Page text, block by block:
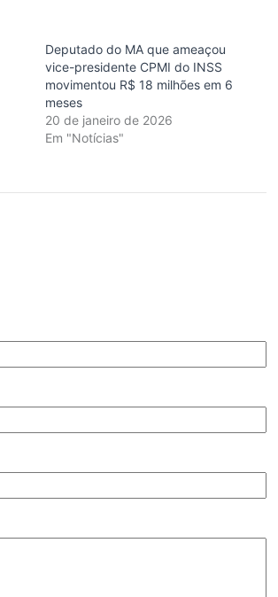
Deputado do MA que ameaçou
vice-presidente CPMI do INSS
movimentou R$ 18 milhões em 6
meses
20 de janeiro de 2026
Em "Notícias"